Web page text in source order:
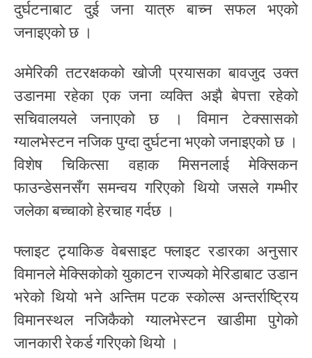
दुर्घटनाबाट दुई जना यात्रु बाच्न सफल भएको
जनाइएको छ ।
अमेरिकी तटरक्षकको खोजी प्रयासका बावजुद उक्त
उडानमा रहेका एक जना व्यक्ति अझै बेपत्ता रहेको
सचिवालयले जनाएको छ । विमान टेक्सासको
ग्यालभेस्टन नजिक पुग्दा दुर्घटना भएको जनाइएको छ ।
विशेष चिकित्सा वहाक मिसनलाई मेक्सिकन
फाउन्डेसनसँग समन्वय गरिएको थियो जसले गम्भीर
जलेका बच्चाको हेरचाह गर्दछ ।
फ्लाइट ट्र्याकिङ वेबसाइट फ्लाइट रडारका अनुसार
विमानले मेक्सिकोको युकाटन राज्यको मेरिडाबाट उडान
भरेको थियो भने अन्तिम पटक स्कोल्स अन्तर्राष्ट्रिय
विमानस्थल नजिकैको ग्यालभेस्टन खाडीमा पुगेको
जानकारी रेकर्ड गरिएको थियो ।